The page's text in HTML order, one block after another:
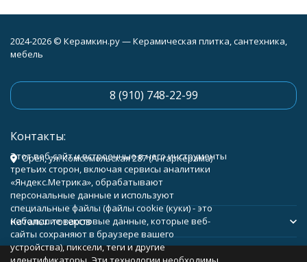
2024-2026 © Керамкин.ру — Керамическая плитка, сантехника,
мебель
8 (910) 748-22-99
Контакты:
Орёл, ул. Комсомольская 287 (АнгарКерама)
Каталог товаров
Помощь
Этот веб-сайт и встроенные в него инструменты
третьих сторон, включая сервисы аналитики
«Яндекс.Метрика», обрабатывают
персональные данные и используют
специальные файлы (файлы cookie (куки) - это
небольшие текстовые данные, которые веб-
сайты сохраняют в браузере вашего
устройства), пиксели, теги и другие